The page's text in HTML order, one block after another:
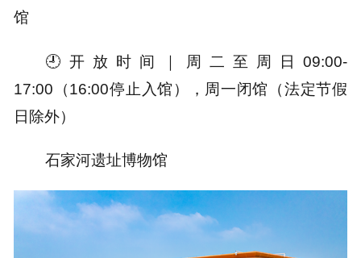
馆
🕘开放时间｜ 周二至周日09:00-
17:00（16:00停止入馆），周一闭馆（法定节假
日除外）
石家河遗址博物馆